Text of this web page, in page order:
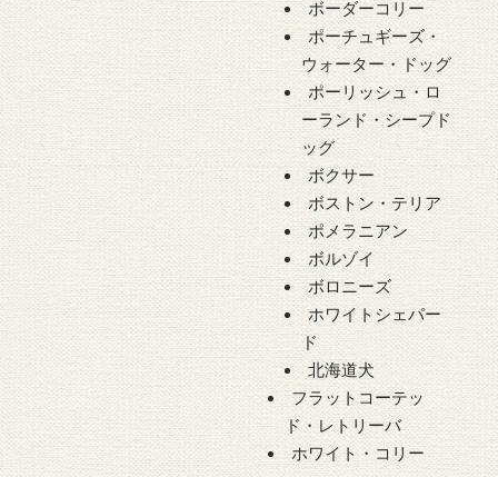
ボーダーコリー
ポーチュギーズ・
ウォーター・ドッグ
ポーリッシュ・ロ
ーランド・シープド
ッグ
ボクサー
ボストン・テリア
ポメラニアン
ボルゾイ
ボロニーズ
ホワイトシェパー
ド
北海道犬
フラットコーテッ
ド・レトリーバ
ホワイト・コリー